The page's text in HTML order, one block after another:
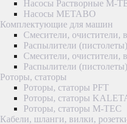
Насосы Растворные M-
Насосы METABO
Комплектующие для машин
Смесители, очистители,
Распылители
Смесители, очистители,
Распылители
Роторы, статоры
Роторы, статоры PFT
Роторы, статоры
Роторы, статоры M-TEC
Кабели, шланги, вилки,